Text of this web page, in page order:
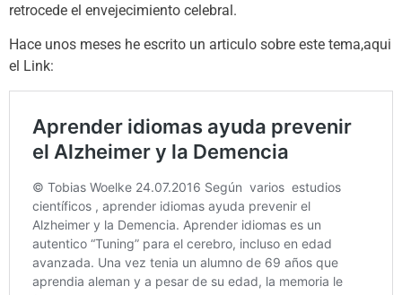
retrocede el envejecimiento celebral.
Hace unos meses he escrito un articulo sobre este tema,aqui
el Link: